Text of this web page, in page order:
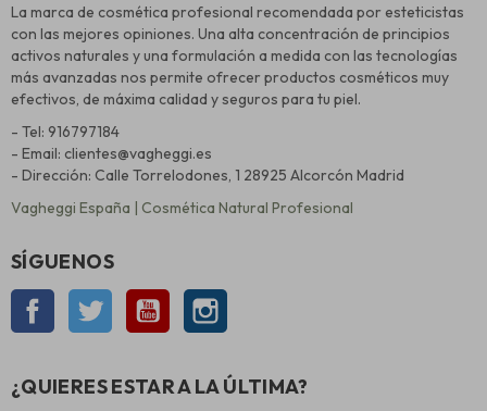
La marca de cosmética profesional recomendada por esteticistas
con las mejores opiniones. Una alta concentración de principios
activos naturales y una formulación a medida con las tecnologías
más avanzadas nos permite ofrecer productos cosméticos muy
efectivos, de máxima calidad y seguros para tu piel.
- Tel: 916797184
- Email: clientes@vagheggi.es
- Dirección: Calle Torrelodones, 1 28925 Alcorcón Madrid
Vagheggi España | Cosmética Natural Profesional
SÍGUENOS
Facebook Twitter YouTube
¿QUIERES ESTAR A LA ÚLTIMA?